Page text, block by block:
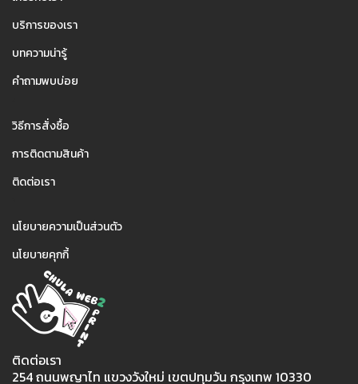
บริการของเรา
บทความน่ารู้
คำถามพบบ่อย
วิธีการสั่งซื้อ
การติดตามสินค้า
ติดต่อเรา
นโยบายความเป็นส่วนตัว
นโยบายคุกกี้
ติดต่อเรา
254 ถนนพญาไท แขวงวังใหม่ เขตปทุมวัน กรุงเทพ 10330